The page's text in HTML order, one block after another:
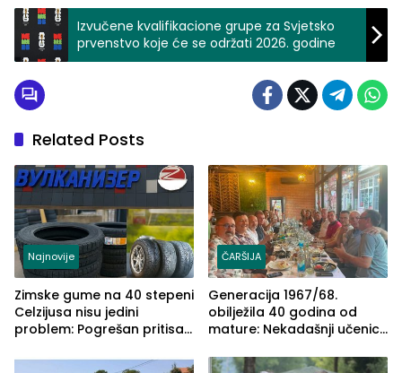
Izvučene kvalifikacione grupe za Svjetsko
prvenstvo koje će se održati 2026. godine
Related Posts
Najnovije
Zimske gume na 40 stepeni
Celzijusa nisu jedini
problem: Pogrešan pritisak
ČARŠIJA
Generacija 1967/68.
obilježila 40 godina od
mature: Nekadašnji učenici
(FOTO)